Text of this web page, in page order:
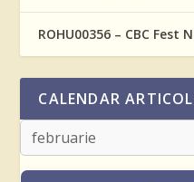
ROHU00356 – CBC Fest
CALENDAR